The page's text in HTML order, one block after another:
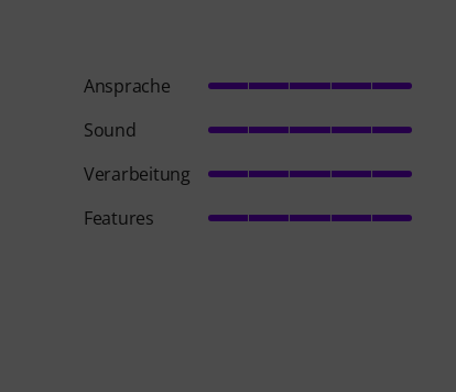
Ansprache
Sound
Verarbeitung
Features